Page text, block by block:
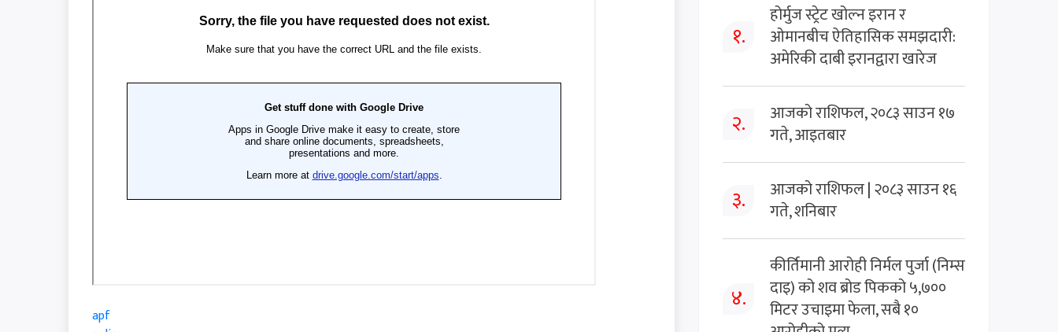
apf
१.
होर्मुज स्ट्रेट खोल्न इरान र
ओमानबीच ऐतिहासिक समझदारी:
अमेरिकी दाबी इरानद्वारा खारेज
२.
आजको राशिफल, २०८३ साउन १७
गते, आइतबार
३.
आजको राशिफल | २०८३ साउन १६
गते, शनिबार
४.
कीर्तिमानी आरोही निर्मल पुर्जा (निम्स
दाइ) को शव ब्रोड पिकको ५,७००
मिटर उचाइमा फेला, सबै १०